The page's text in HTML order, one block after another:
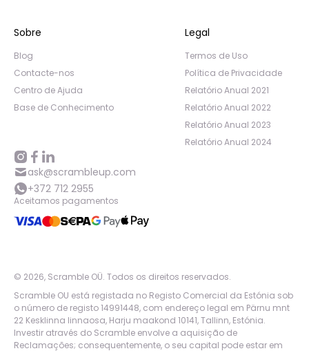
Sobre
Blog
Contacte-nos
Centro de Ajuda
Base de Conhecimento
Legal
Termos de Uso
Política de Privacidade
Relatório Anual 2021
Relatório Anual 2022
Relatório Anual 2023
Relatório Anual 2024
ask@scrambleup.com
+372 712 2955
Aceitamos pagamentos
© 2026, Scramble OÜ. Todos os direitos reservados.
Scramble OU está registada no Registo Comercial da Estónia sob
o número de registo 14991448, com endereço legal em Pärnu mnt
22 Kesklinna linnaosa, Harju maakond 10141, Tallinn, Estónia.
Investir através do Scramble envolve a aquisição de
Reclamações; consequentemente, o seu capital pode estar em